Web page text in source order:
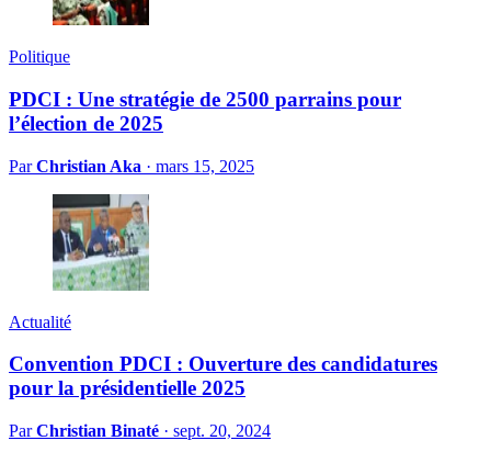
Politique
PDCI : Une stratégie de 2500 parrains pour
l’élection de 2025
ParChristian Aka · mars 15, 2025
Actualité
Convention PDCI : Ouverture des candidatures
pour la présidentielle 2025
ParChristian Binaté · sept. 20, 2024